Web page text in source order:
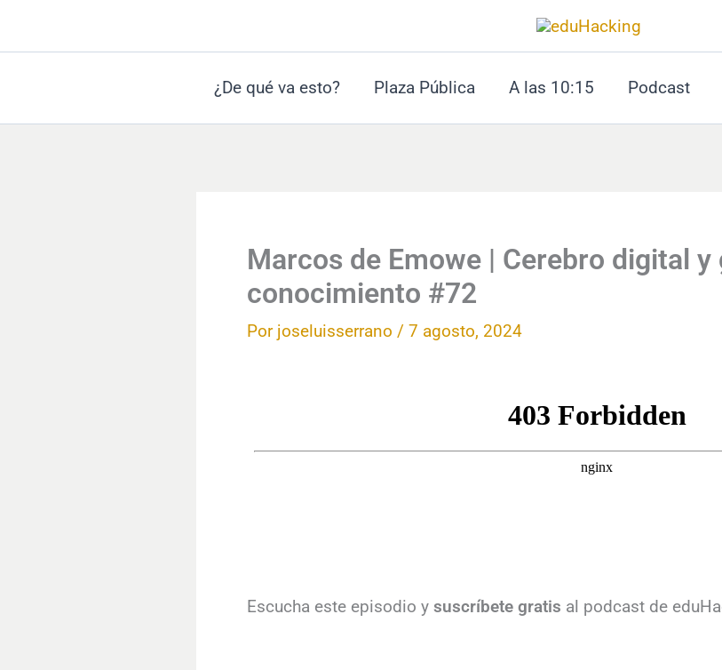
¿De qué va esto?
Plaza Pública A las 10:15 Podcast
Marcos de Emowe | Cerebro digital y
conocimiento #72
Por joseluisserrano / 7 agosto, 2024
Escucha este episodio y suscríbete gratis al podcast de